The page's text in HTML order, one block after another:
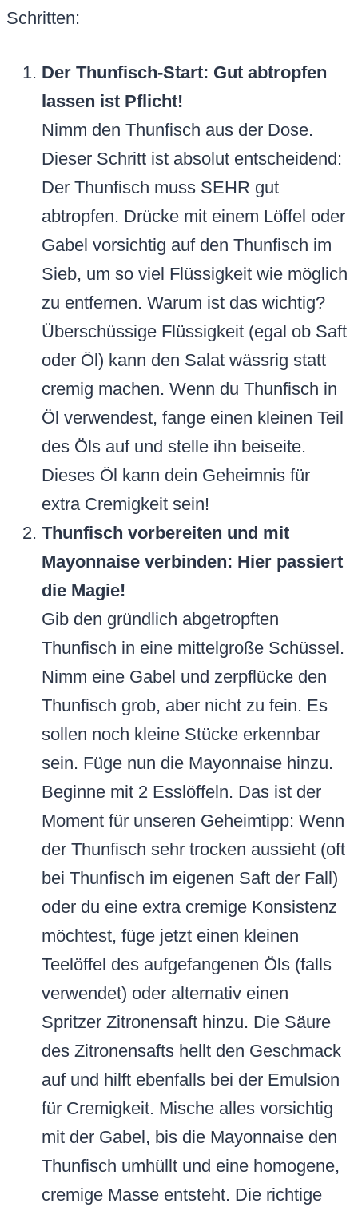
Schritten:
Der Thunfisch-Start: Gut abtropfen
lassen ist Pflicht!
Nimm den Thunfisch aus der Dose.
Dieser Schritt ist absolut entscheidend:
Der Thunfisch muss SEHR gut
abtropfen. Drücke mit einem Löffel oder
Gabel vorsichtig auf den Thunfisch im
Sieb, um so viel Flüssigkeit wie möglich
zu entfernen. Warum ist das wichtig?
Überschüssige Flüssigkeit (egal ob Saft
oder Öl) kann den Salat wässrig statt
cremig machen. Wenn du Thunfisch in
Öl verwendest, fange einen kleinen Teil
des Öls auf und stelle ihn beiseite.
Dieses Öl kann dein Geheimnis für
extra Cremigkeit sein!
Thunfisch vorbereiten und mit
Mayonnaise verbinden: Hier passiert
die Magie!
Gib den gründlich abgetropften
Thunfisch in eine mittelgroße Schüssel.
Nimm eine Gabel und zerpflücke den
Thunfisch grob, aber nicht zu fein. Es
sollen noch kleine Stücke erkennbar
sein. Füge nun die Mayonnaise hinzu.
Beginne mit 2 Esslöffeln. Das ist der
Moment für unseren Geheimtipp: Wenn
der Thunfisch sehr trocken aussieht (oft
bei Thunfisch im eigenen Saft der Fall)
oder du eine extra cremige Konsistenz
möchtest, füge jetzt einen kleinen
Teelöffel des aufgefangenen Öls (falls
verwendet) oder alternativ einen
Spritzer Zitronensaft hinzu. Die Säure
des Zitronensafts hellt den Geschmack
auf und hilft ebenfalls bei der Emulsion
für Cremigkeit. Mische alles vorsichtig
mit der Gabel, bis die Mayonnaise den
Thunfisch umhüllt und eine homogene,
cremige Masse entsteht. Die richtige